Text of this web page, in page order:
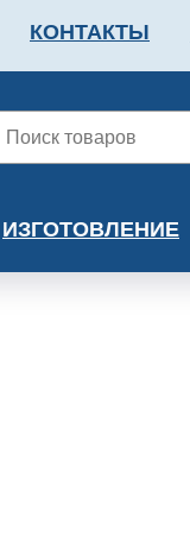
КОНТАКТЫ
ИЗГОТОВЛЕНИЕ